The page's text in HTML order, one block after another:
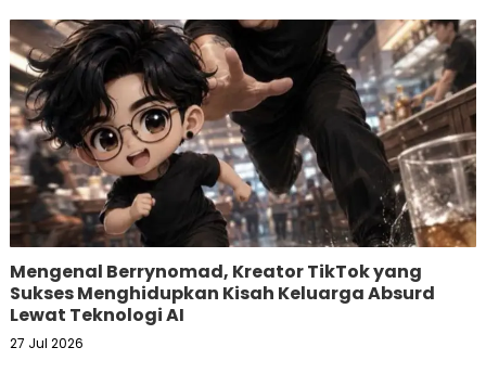
Mengenal Berrynomad, Kreator TikTok yang
Sukses Menghidupkan Kisah Keluarga Absurd
Lewat Teknologi AI
27 Jul 2026